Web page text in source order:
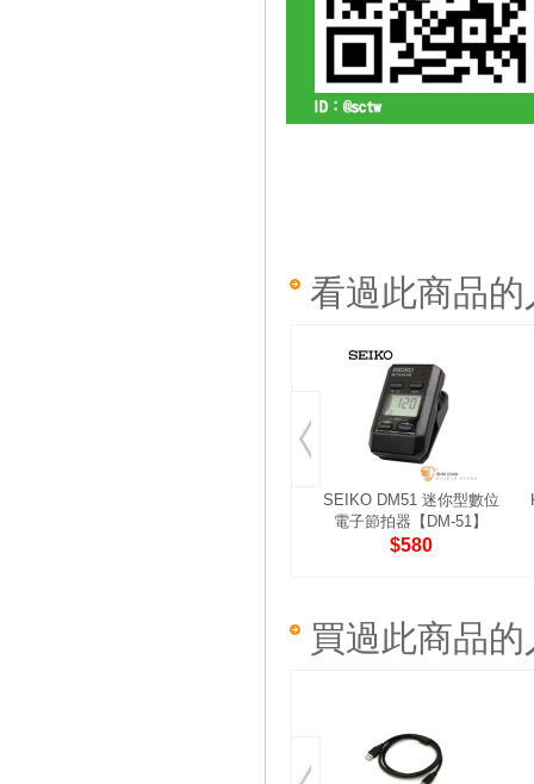
看過此商品
SEIKO DM51 迷你型數位
電子節拍器【DM-51】
$580
買過此商品